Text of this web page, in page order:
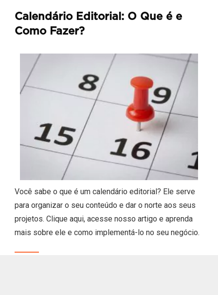
Calendário Editorial: O Que é e
Como Fazer?
Você sabe o que é um calendário editorial? Ele serve
para organizar o seu conteúdo e dar o norte aos seus
projetos. Clique aqui, acesse nosso artigo e aprenda
mais sobre ele e como implementá-lo no seu negócio.